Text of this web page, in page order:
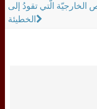
الّتي تقودُ إلى
الخطيئة